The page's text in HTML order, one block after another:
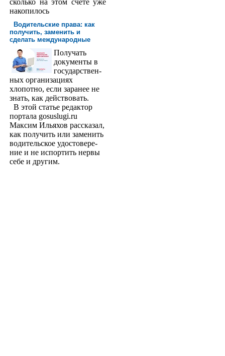
сколько на этом счете уже
накопилось
Водительские права: как
получить, заменить и
сделать международ­ные
Получать
доку­менты в
государствен­
ных организациях
хлопотно, если заранее не
знать, как действовать.
В этой статье редактор
портала gosuslugi.ru
Максим Ильяхов рассказал,
как получить или заменить
водительское удостовере­
ние и не испортить нервы
себе и другим.